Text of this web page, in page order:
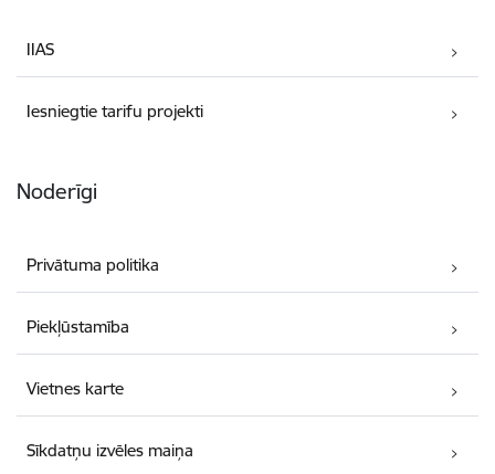
IIAS
Iesniegtie tarifu projekti
Noderīgi
Privātuma politika
Piekļūstamība
Vietnes karte
Sīkdatņu izvēles maiņa